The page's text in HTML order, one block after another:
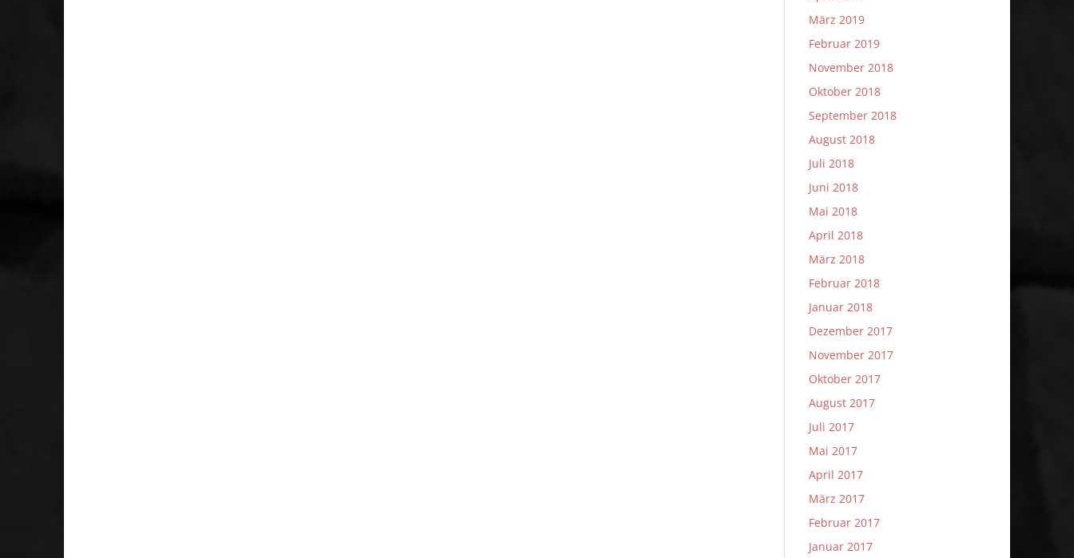
März 2019
Februar 2019
November 2018
Oktober 2018
September 2018
August 2018
Juli 2018
Juni 2018
Mai 2018
April 2018
März 2018
Februar 2018
Januar 2018
Dezember 2017
November 2017
Oktober 2017
August 2017
Juli 2017
Mai 2017
April 2017
März 2017
Februar 2017
Januar 2017